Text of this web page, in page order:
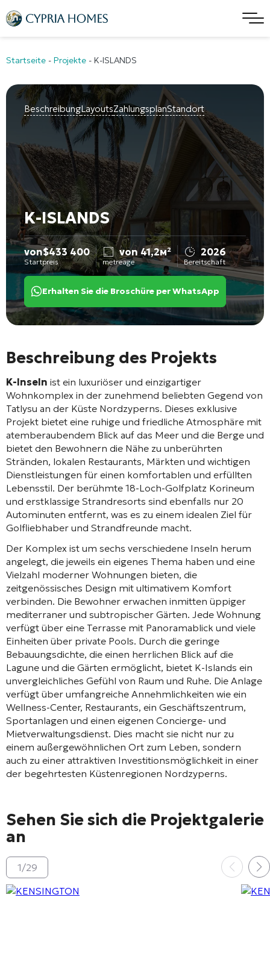
Startseite - Projekte - K-ISLANDS
BeschreibungLayoutsZahlungsplanStandort
K-ISLANDS
von$433 400
Startpreis
von 41,2м²
metreage
2026
Bereitschaft
Erhalten Sie die Broschüre per WhatsApp
Beschreibung des Projekts
K-Inseln ist ein luxuriöser und einzigartiger
Wohnkomplex in der zunehmend beliebten Gegend von
Tatlysu an der Küste Nordzyperns. Dieses exklusive
Projekt bietet eine ruhige und friedliche Atmosphäre mit
atemberaubendem Blick auf das Meer und die Berge und
bietet den Bewohnern die Nähe zu unberührten
Stränden, lokalen Restaurants, Märkten und wichtigen
Dienstleistungen für einen komfortablen und erfüllten
Lebensstil. Der berühmte 18-Loch-Golfplatz Korineum
und erstklassige Strandresorts sind ebenfalls nur 20
Autominuten entfernt, was es zu einem idealen Ziel für
Golfliebhaber und Strandfreunde macht.
Der Komplex ist um sechs verschiedene Inseln herum
angelegt, die jeweils ein eigenes Thema haben und eine
Vielzahl moderner Wohnungen bieten, die
zeitgenössisches Design mit ultimativem Komfort
verbinden. Die Bewohner erwachen inmitten üppiger
mediterraner und subtropischer Gärten. Jede Wohnung
verfügt über eine Terrasse mit Panoramablick und viele
Einheiten über private Pools. Durch die geringe
Bebauungsdichte, die einen herrlichen Blick auf die
Lagune und die Gärten ermöglicht, bietet K-Islands ein
unvergleichliches Gefühl von Raum und Ruhe. Die Anlage
verfügt über umfangreiche Annehmlichkeiten wie ein
Wellness-Center, Restaurants, ein Geschäftszentrum,
Sportanlagen und einen eigenen Concierge- und
Mietverwaltungsdienst. Dies macht sie nicht nur zu
einem außergewöhnlichen Ort zum Leben, sondern
auch zu einer attraktiven Investitionsmöglichkeit in einer
der begehrtesten Küstenregionen Nordzyperns.
Sehen Sie sich die Projektgalerie
an
1/29